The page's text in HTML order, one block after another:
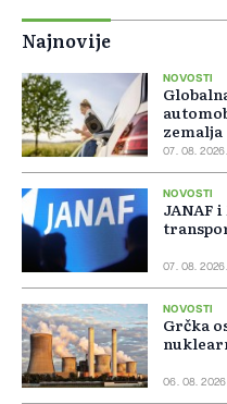
Najnovije
NOVOSTI
zemalja
07. 08. 2026.
NOVOSTI
JANAF
07. 08. 2026.
NOVOSTI
Grčka
06. 08.